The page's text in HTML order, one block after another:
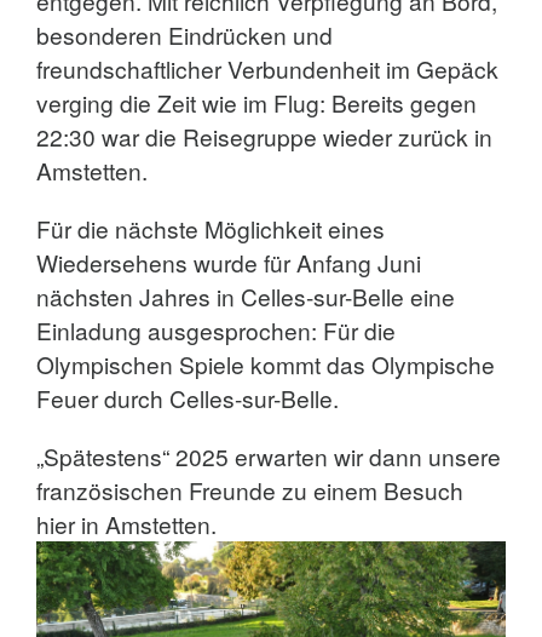
besonderen Eindrücken und
freundschaftlicher Verbundenheit im Gepäck
verging die Zeit wie im Flug: Bereits gegen
22:30 war die Reisegruppe wieder zurück in
Amstetten.
Für die nächste Möglichkeit eines
Wiedersehens wurde für Anfang Juni
nächsten Jahres in Celles-sur-Belle eine
Einladung ausgesprochen: Für die
Olympischen Spiele kommt das Olympische
Feuer durch Celles-sur-Belle.
„Spätestens“ 2025 erwarten wir dann unsere
französischen Freunde zu einem Besuch
hier in Amstetten.